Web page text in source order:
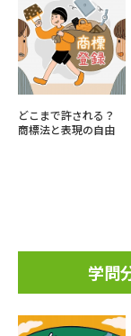
どこまで許される？
商標法と表現の自由
学問